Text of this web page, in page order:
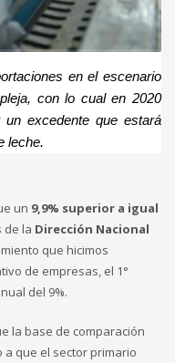
en el escenario
con lo cual en 2020
excedente que estará
leche.
un 9,9% superior a igual
de la Dirección Nacional
que hicimos
de empresas, el 1°
del 9%.
la base de comparación
que el sector primario